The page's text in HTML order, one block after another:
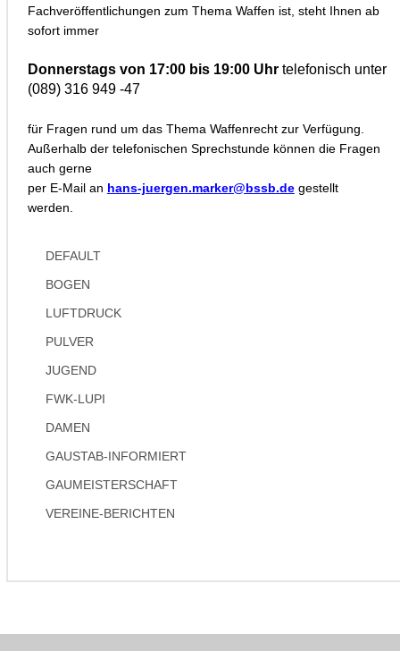
Fachveröffentlichungen zum Thema Waffen ist, steht Ihnen ab
sofort immer
Donnerstags von 17:00 bis 19:00 Uhrtelefonisch unter
(089) 316 949 -47
für Fragen rund um das Thema Waffenrecht zur Verfügung.
Außerhalb der telefonischen Sprechstunde können die Fragen
auch gerne
per E-Mail an hans-juergen.marker@bssb.degestellt
werden.
DEFAULT
BOGEN
LUFTDRUCK
PULVER
JUGEND
FWK-LUPI
DAMEN
GAUSTAB-INFORMIERT
GAUMEISTERSCHAFT
VEREINE-BERICHTEN